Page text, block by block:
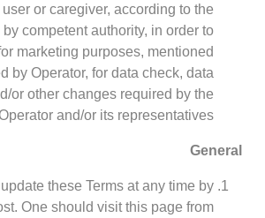
or caregiver, according to the
competent authority, in order to
marketing purposes, mentioned
by Operator, for data check, data
or other changes required by the
and/or its representatives.
General
these Terms at any time by
One should visit this page from